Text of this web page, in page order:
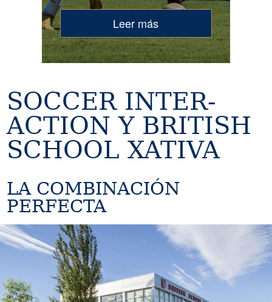
Leer más
SOCCER INTER-
ACTION Y BRITISH
SCHOOL XATIVA
LA COMBINACIÓN
PERFECTA